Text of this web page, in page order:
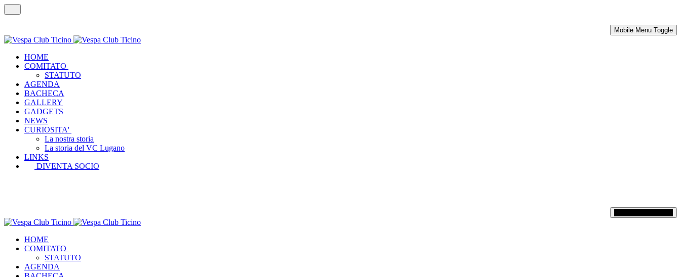
Mobile Menu Toggle
HOME
COMITATO
STATUTO
AGENDA
BACHECA
GALLERY
GADGETS
NEWS
CURIOSITA'
La nostra storia
La storia del VC Lugano
LINKS
DIVENTA SOCIO
HOME
COMITATO
STATUTO
AGENDA